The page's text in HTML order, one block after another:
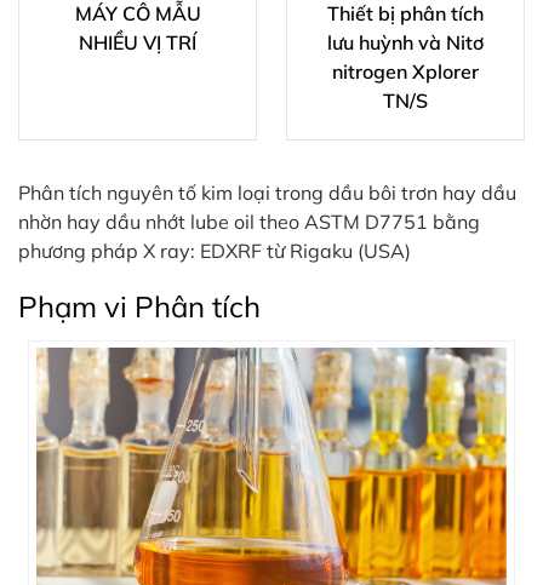
MÁY CÔ MẪU
NHIỀU VỊ TRÍ
Thiết bị phân tích
lưu huỳnh và Nitơ
nitrogen Xplorer
TN/S
Phân tích nguyên tố kim loại trong dầu bôi trơn hay dầu
nhờn hay dầu nhớt lube oil theo ASTM D7751 bằng
phương pháp X ray: EDXRF từ Rigaku (USA)
Phạm vi Phân tích